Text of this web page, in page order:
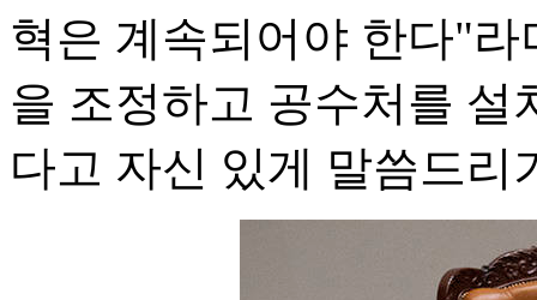
혁은 계속되어야 한다"
을 조정하고 공수처를 설
다고 자신 있게 말씀드